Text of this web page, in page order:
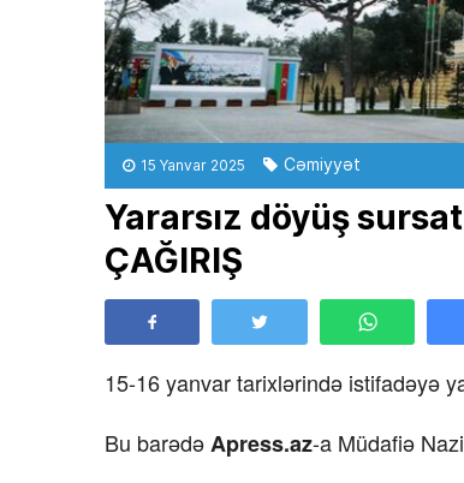
15 Yanvar 2025 Cəmiyyət
Yararsız döyüş
ÇAĞIRIŞ
15-16 yanvar tarixlərində istifadəyə
Bu barədəApress.az-a Müdafiə